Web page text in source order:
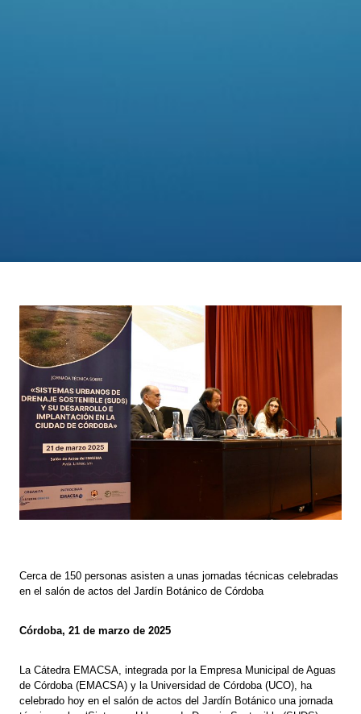
Cerca de 150 personas asisten a unas jornadas técnicas celebradas
en el salón de actos del Jardín Botánico de Córdoba
Córdoba, 21 de marzo de 2025
La Cátedra EMACSA, integrada por la Empresa Municipal de Aguas
de Córdoba (EMACSA) y la Universidad de Córdoba (UCO), ha
celebrado hoy en el salón de actos del Jardín Botánico una jornada